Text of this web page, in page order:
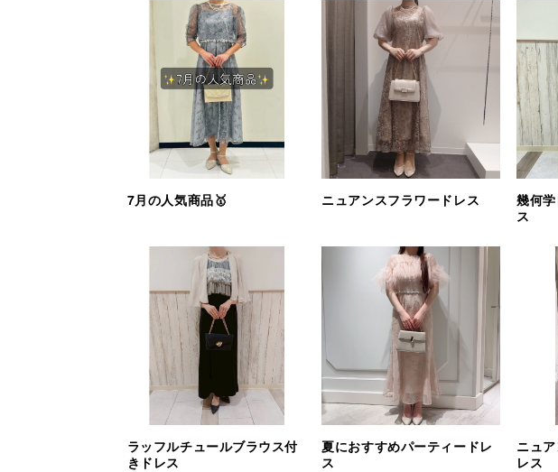
7月の人気商品🥇 ニュアンスフラワードレス
幾何
ス
ラッフルチュールブラウス付
きドレス
夏におすすめパーティードレ
ス
ニュ
レス